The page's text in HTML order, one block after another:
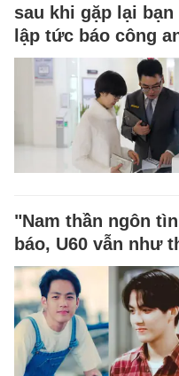
sau khi gặp lại
lập tức báo công
"Nam thần ngôn
báo, U60 vẫn như